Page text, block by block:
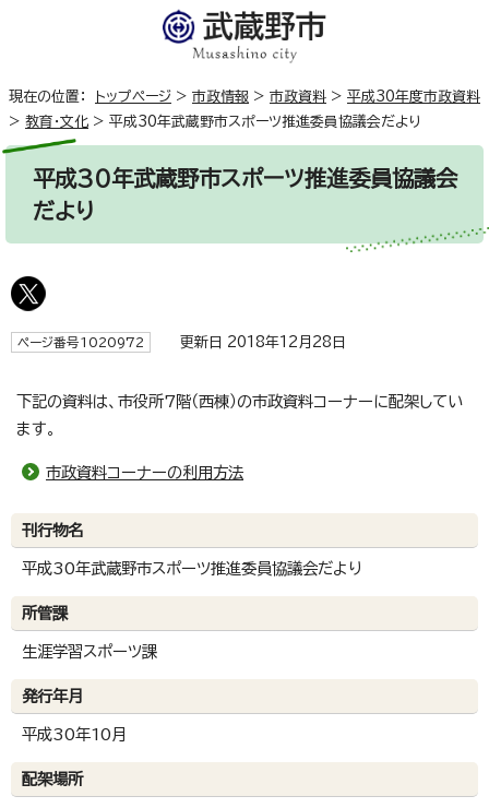
現在の位置： トップページ > 市政情報 > 市政資料 > 平成30年度市政資料
> 教育・文化 > 平成30年武蔵野市スポーツ推進委員協議会だより
平成30年武蔵野市スポーツ推進委員協議会
だより
ページ番号1020972 更新日 2018年12月28日
下記の資料は、市役所7階（西棟）の市政資料コーナーに配架してい
ます。
市政資料コーナーの利用方法
刊行物名
平成30年武蔵野市スポーツ推進委員協議会だより
所管課
生涯学習スポーツ課
発行年月
平成30年10月
配架場所